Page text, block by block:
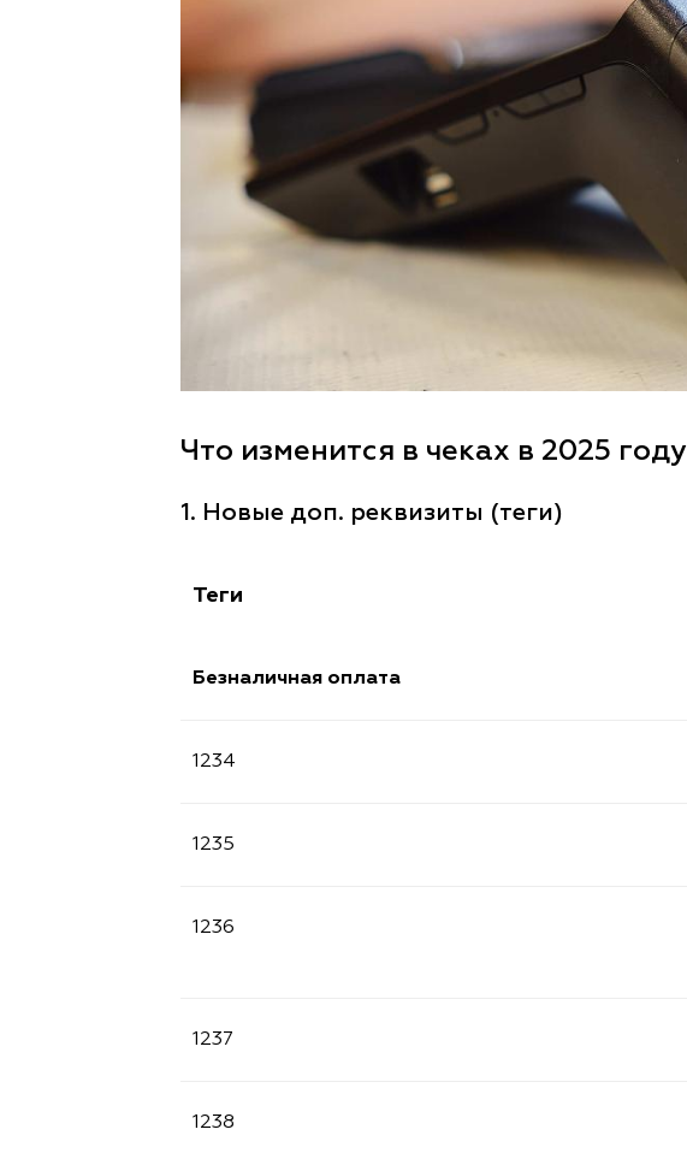
Что изменится в чеках в 2025 году
1. Новые доп. реквизиты (теги)
Теги
Безналичная оплата
1234
1235
1236
1237
1238